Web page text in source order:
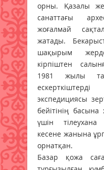
орны. Қазалы
санаттағы
жоғалмай
жатады.
шақырым
кірпіштен
1981 жылы
экспедициясы
бейітінің
үшін
кесене жанына
орнатқан.
Базар қожа